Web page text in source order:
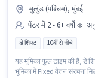
मुलुंड (पश्चिम), मुंबई
पेंटर में 2 - 6+ वर्षो का
डे शिफ्ट 10वीं से नीचे
यह भूमिका फुल टाइम की है, डे
भूमिका में Fixed वेतन संरचना